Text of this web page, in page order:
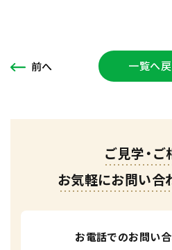
前へ 一覧へ
ご見学・ご
お気軽にお問い合
お電話でのお問い